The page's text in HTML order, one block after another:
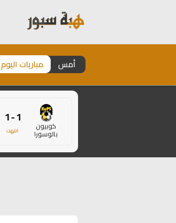
أمس مباريات اليوم
كوبيون
بالوسورا
1 - 1
انتهت